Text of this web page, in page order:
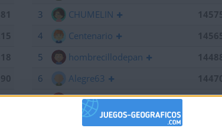
3
CHUMELIN
4
Centenario
5
hombrecillodepan
6
Alegre63
7
Bodero
maherlo